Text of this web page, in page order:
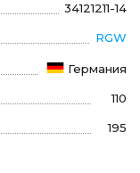
34121211-14
RGW
Германия
110
195